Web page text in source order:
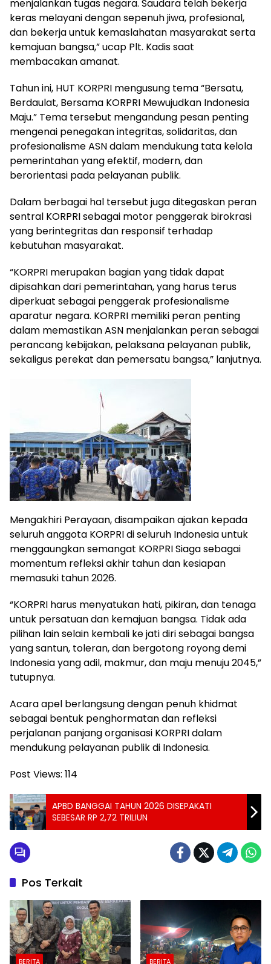
menjalankan tugas negara. Saudara telah bekerja
keras melayani dengan sepenuh jiwa, profesional,
dan bekerja untuk kemaslahatan masyarakat serta
kemajuan bangsa,” ucap Plt. Kadis saat
membacakan amanat.
Tahun ini, HUT KORPRI mengusung tema “Bersatu,
Berdaulat, Bersama KORPRI Mewujudkan Indonesia
Maju.” Tema tersebut mengandung pesan penting
mengenai penegakan integritas, solidaritas, dan
profesionalisme ASN dalam mendukung tata kelola
pemerintahan yang efektif, modern, dan
berorientasi pada pelayanan publik.
Dalam berbagai hal tersebut juga ditegaskan peran
sentral KORPRI sebagai motor penggerak birokrasi
yang berintegritas dan responsif terhadap
kebutuhan masyarakat.
“KORPRI merupakan bagian yang tidak dapat
dipisahkan dari pemerintahan, yang harus terus
diperkuat sebagai penggerak profesionalisme
aparatur negara. KORPRI memiliki peran penting
dalam memastikan ASN menjalankan peran sebagai
perancang kebijakan, pelaksana pelayanan publik,
sekaligus perekat dan pemersatu bangsa,” lanjutnya.
Mengakhiri Perayaan, disampaikan ajakan kepada
seluruh anggota KORPRI di seluruh Indonesia untuk
menggaungkan semangat KORPRI Siaga sebagai
momentum refleksi akhir tahun dan kesiapan
memasuki tahun 2026.
“KORPRI harus menyatukan hati, pikiran, dan tenaga
untuk persatuan dan kemajuan bangsa. Tidak ada
pilihan lain selain kembali ke jati diri sebagai bangsa
yang santun, toleran, dan bergotong royong demi
Indonesia yang adil, makmur, dan maju menuju 2045,”
tutupnya.
Acara apel berlangsung dengan penuh khidmat
sebagai bentuk penghormatan dan refleksi
perjalanan panjang organisasi KORPRI dalam
mendukung pelayanan publik di Indonesia.
Post Views: 114
APBD BANGGAI TAHUN 2026 DISEPAKATI
SEBESAR RP 2,72 TRILIUN
Pos Terkait
BERITA BERITA